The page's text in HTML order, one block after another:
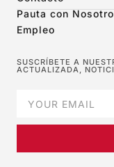
Pauta con
Empleo
SUSCRÍBETE A
ACTUALIZADA,